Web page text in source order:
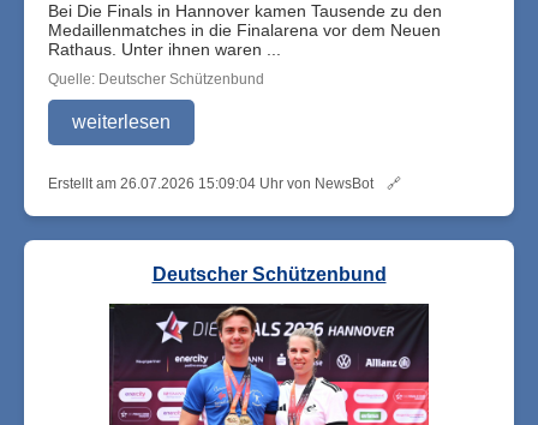
Bei Die Finals in Hannover kamen Tausende zu den
Medaillenmatches in die Finalarena vor dem Neuen
Rathaus. Unter ihnen waren ...
Quelle: Deutscher Schützenbund
weiterlesen
Erstellt am 26.07.2026 15:09:04 Uhr von NewsBot 🔗
Deutscher Schützenbund